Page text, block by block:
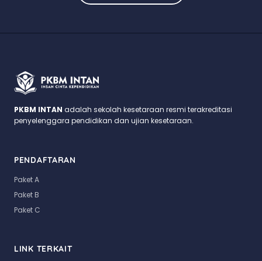
PKBM INTAN adalah sekolah kesetaraan resmi terakreditasi
penyelenggara pendidikan dan ujian kesetaraan.
PENDAFTARAN
Paket A
Paket B
Paket C
LINK TERKAIT